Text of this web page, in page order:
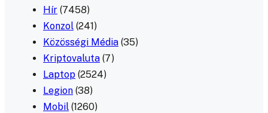
Hír (7458)
Konzol (241)
Közösségi Média (35)
Kriptovaluta (7)
Laptop (2524)
Legion (38)
Mobil (1260)